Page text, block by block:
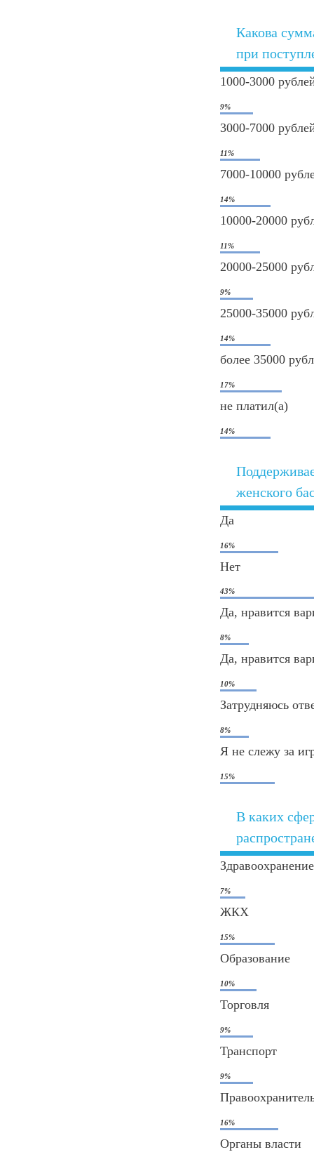
Какова
при
1000-3000
9%
3000-7000
11%
7000-10000
14%
10000-20000
11%
20000-25000
9%
25000-35000
14%
более 35000
17%
не платил(а)
14%
женского
Да
16%
Нет
43%
Да, нравится
8%
Да, нравится
10%
Затрудняюсь
8%
Я не слежу за
15%
В каких
Здравоохранение
7%
ЖКХ
15%
Образование
10%
Торговля
9%
Транспорт
9%
16%
Органы власти